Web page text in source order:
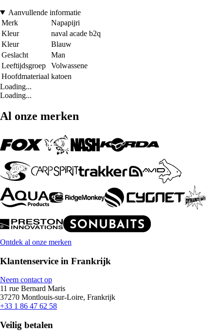
Aanvullende informatie
Merk
Napapijri
Kleur
naval acade b2q
Kleur
Blauw
Geslacht
Man
Leeftijdsgroep
Volwassene
Hoofdmateriaal katoen
Loading...
Loading...
Al onze merken
Ontdek al onze merken
Klantenservice in Frankrijk
Neem contact op
11 rue Bernard Maris
37270 Montlouis-sur-Loire, Frankrijk
+33 1 86 47 62 58
Veilig betalen